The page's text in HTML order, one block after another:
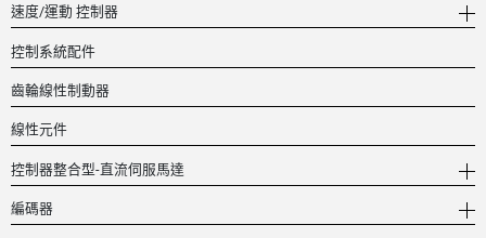
速度/運動 控制器
控制系統配件
齒輪線性制動器
線性元件
控制器整合型-直流伺服馬達
編碼器